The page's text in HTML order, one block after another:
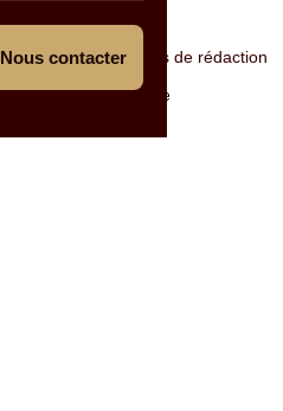
Nous contacter
Prix
En cours de rédaction
Référence